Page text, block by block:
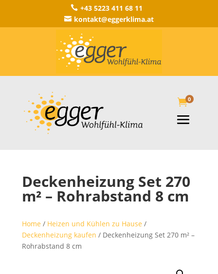
 +43 5223 411 68 11
 kontakt@eggerklima.at
0
Deckenheizung Set 270
m² – Rohrabstand 8 cm
Home / Heizen und Kühlen zu Hause /
Deckenheizung kaufen / Deckenheizung Set 270 m² –
Rohrabstand 8 cm